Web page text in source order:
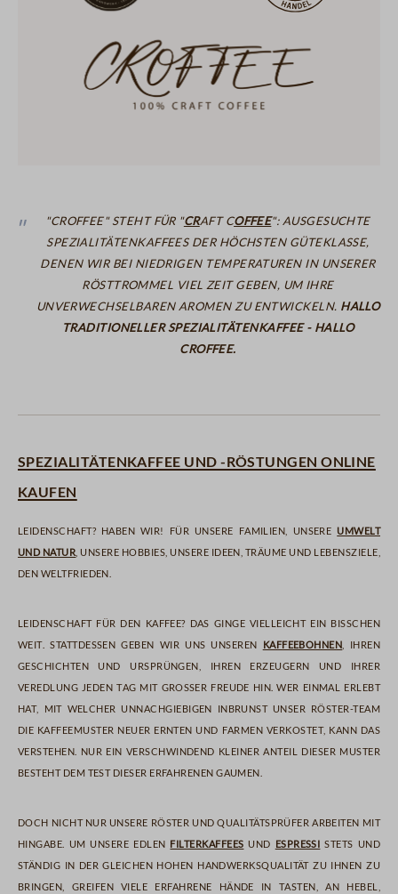
"CROFFEE" steht für "Craft Coffee": ausgesuchte
Spezialitätenkaffees der höchsten Güteklasse,
denen wir bei niedrigen Temperaturen in unserer
Rösttrommel viel Zeit geben, um ihre
unverwechselbaren Aromen zu entwickeln. Hallo
traditioneller Spezialitätenkaffee - Hallo
CROFFEE.
Spezialitätenkaffee und -Röstungen online
kaufen
Leidenschaft? Haben wir! Für unsere Familien, unsere Umwelt
und Natur , unsere Hobbies, unsere Ideen, Träume und Lebensziele,
den Weltfrieden.
Leidenschaft für den Kaffee? Das ginge vielleicht ein bisschen
weit. Stattdessen geben wir uns unseren Kaffeebohnen , ihren
Geschichten und Ursprüngen, ihren Erzeugern und ihrer
Veredlung jeden Tag mit großer Freude hin. Wer einmal erlebt
hat, mit welcher unnachgiebigen Inbrunst unser Röster-Team
die Kaffeemuster neuer Ernten und Farmen verkostet, kann das
verstehen. Nur ein verschwindend kleiner Anteil dieser Muster
besteht dem Test dieser erfahrenen Gaumen.
Doch nicht nur unsere Röster und Qualitätsprüfer arbeiten mit
Hingabe. Um unsere edlen Filterkaffees und Espressi stets und
ständig in der gleichen hohen Handwerksqualität zu Ihnen zu
bringen, greifen viele erfahrene Hände in Tasten, an Hebel,